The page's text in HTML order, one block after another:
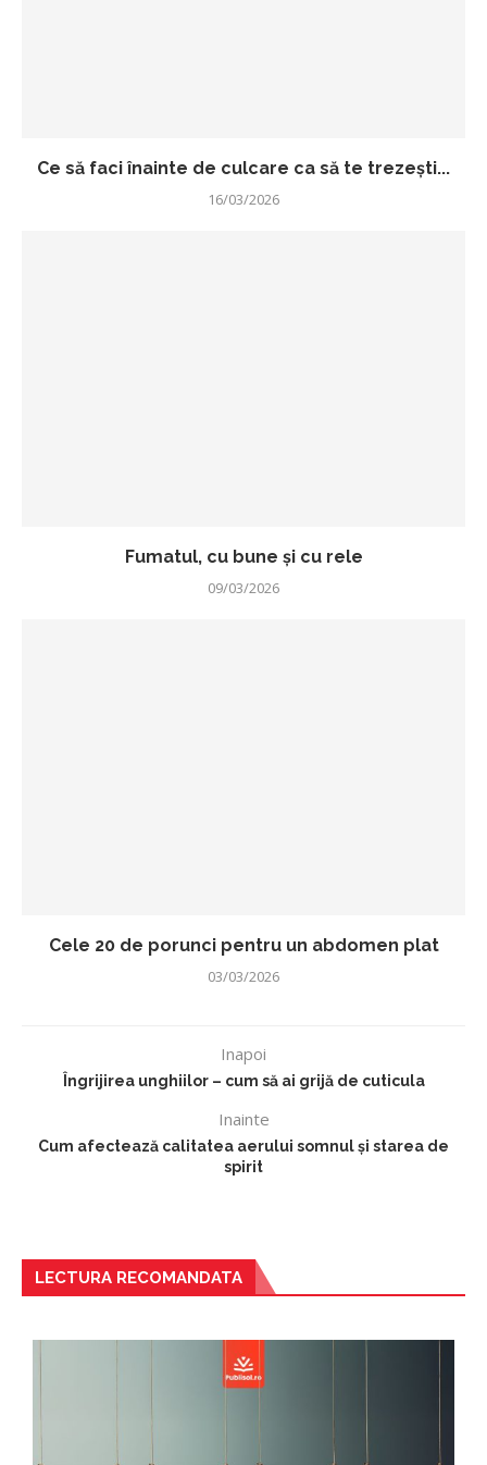
Ce să faci înainte de culcare ca să te trezești...
16/03/2026
Fumatul, cu bune și cu rele
09/03/2026
Cele 20 de porunci pentru un abdomen plat
03/03/2026
Inapoi
Îngrijirea unghiilor – cum să ai grijă de cuticula
Inainte
Cum afectează calitatea aerului somnul și starea de
spirit
LECTURA RECOMANDATA